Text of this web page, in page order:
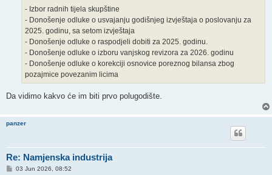
- Izbor radnih tijela skupštine
- Donošenje odluke o usvajanju godišnjeg izvještaja o poslovanju za
2025. godinu, sa setom izvještaja
- Donošenje odluke o raspodjeli dobiti za 2025. godinu.
- Donošenje odluke o izboru vanjskog revizora za 2026. godinu
- Donošenje odluke o korekciji osnovice poreznog bilansa zbog
pozajmice povezanim licima
Da vidimo kakvo će im biti prvo polugodište.
panzer
Re: Namjenska industrija
P03 Jun 2026, 08:52